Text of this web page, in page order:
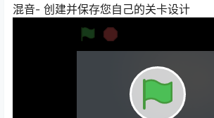
混音- 创建并保存您自己的关卡设计